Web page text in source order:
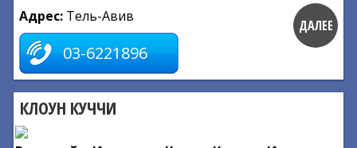
Адрес: Тель-Авив
03-6221896
ДАЛЕЕ
КЛОУН КУЧЧИ